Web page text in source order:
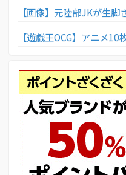
【画像】元陸部JKが生脚
【遊戯王OCG】アニメ